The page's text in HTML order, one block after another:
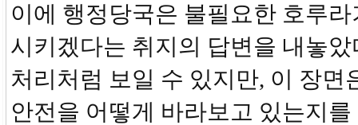
이에 행정당국은 불필요한 호루
시키겠다는 취지의 답변을 내놓
처리처럼 보일 수 있지만, 이 장면
안전을 어떻게 바라보고 있는지